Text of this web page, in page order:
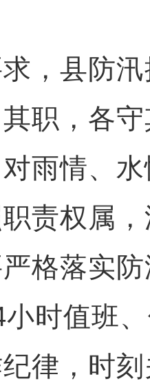
县防汛
职，各
雨情、
责权属
格落实
时值班
律，时